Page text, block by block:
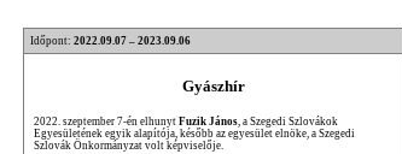
Időpont: 2022.09.07 – 2023.09.06
Gyászhír
2022. szeptember 7-én elhunyt Fuzik János, a Szegedi Szlovákok
Egyesületének egyik alapítója, később az egyesület elnöke, a Szegedi
Szlovák Önkormányzat volt képviselője.